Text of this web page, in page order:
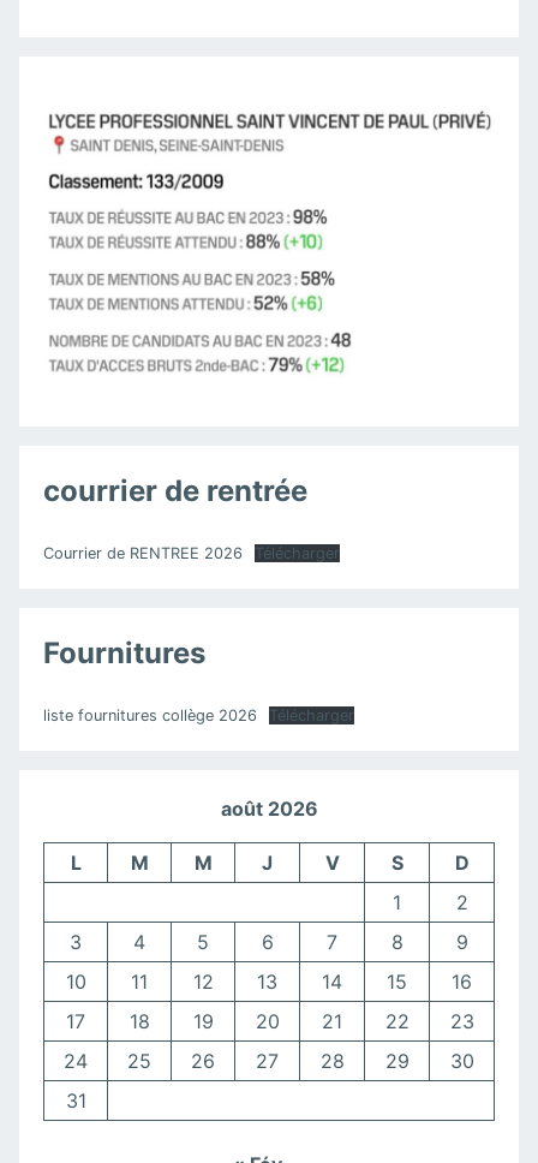
courrier de rentrée
Courrier de RENTREE 2026 Télécharger
Fournitures
liste fournitures collège 2026 Télécharger
août 2026
L M M J V S
D
1
2
3
4 5 6 7 8
9
10
11 12 13 14 15
16
17
18 19 20 21 22
23
24
25 26 27 28 29
30
31